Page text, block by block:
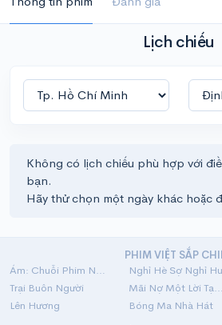
Lịch chiếu
Không có lịch chiếu phù hợp với
bạn.
Hãy thử chọn một ngày khác hoặc
PHIM VIỆT SẮP
Ám: Chuỗi Phim Ngắn Linh Dị
Nghỉ Hè Sợ Nghỉ
Trại Buôn Người
Mãi Nợ Một Lời Tạm Biệt
Lên Hương
Bóng Ma Nhà Hát